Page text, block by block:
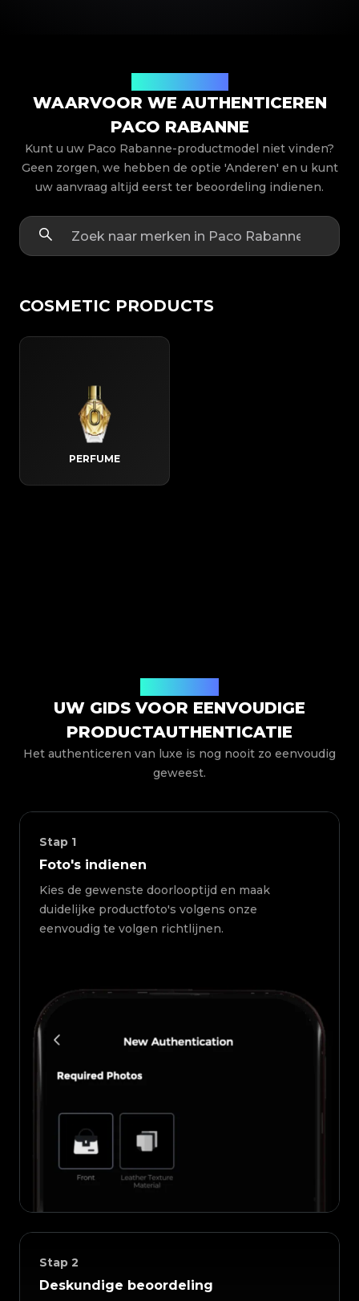
WAARVOOR WE AUTHENTICEREN
PACO RABANNE
Kunt u uw Paco Rabanne-productmodel niet vinden?
Geen zorgen, we hebben de optie 'Anderen' en u kunt
uw aanvraag altijd eerst ter beoordeling indienen.
COSMETIC PRODUCTS
PERFUME
UW GIDS VOOR EENVOUDIGE
PRODUCTAUTHENTICATIE
Het authenticeren van luxe is nog nooit zo eenvoudig
geweest.
Stap 1
Foto's indienen
Kies de gewenste doorlooptijd en maak
duidelijke productfoto's volgens onze
eenvoudig te volgen richtlijnen.
Stap 2
Deskundige beoordeling